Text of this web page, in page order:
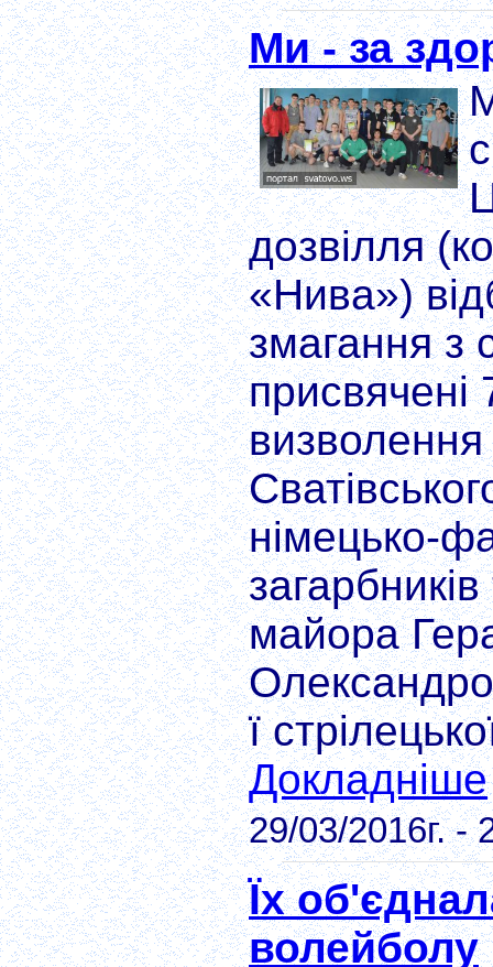
Ми - за
дозвілля
«Нива»)
змагання з
присвячені
німецько-
майора
ї
Докладніше
29/03/2016г. -
Їх
волейболу